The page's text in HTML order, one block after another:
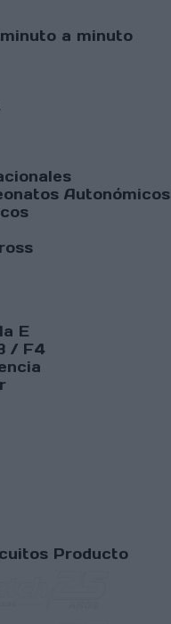
a minuto
Autonómicos
E
/ F4
Producto